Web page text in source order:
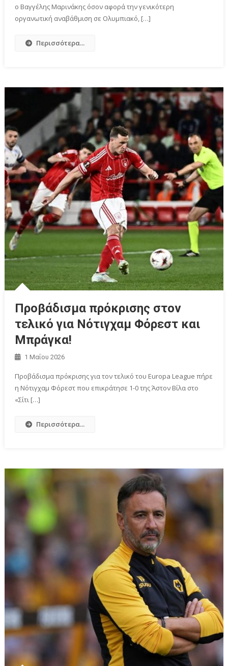
ο Βαγγέλης Μαρινάκης όσον αφορά την γενικότερη
οργανωτική αναβάθμιση σε Ολυμπιακό, […]
Περισσότερα...
Προβάδισμα πρόκρισης στον
τελικό για Νότιγχαμ Φόρεστ και
Μπράγκα!
1 Μαΐου 2026
Προβάδισμα πρόκρισης για τον τελικό του Europa League πήρε
η Νότιγχαμ Φόρεστ που επικράτησε 1-0 της Άστον Βίλα στο
«Σίτι […]
Περισσότερα...